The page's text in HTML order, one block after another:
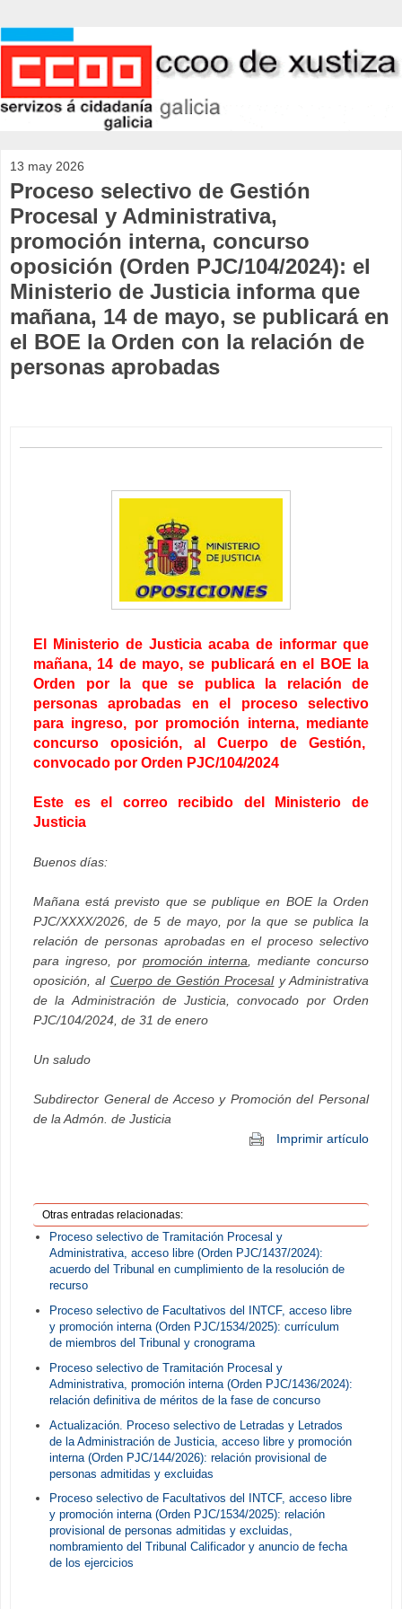
13 may 2026
Proceso selectivo de Gestión
Procesal y Administrativa,
promoción interna, concurso
oposición (Orden PJC/104/2024): el
Ministerio de Justicia informa que
mañana, 14 de mayo, se publicará en
el BOE la Orden con la relación de
personas aprobadas
El Ministerio de Justicia acaba de informar que
mañana, 14 de mayo, se publicará en el BOE la
Orden por la que se publica la relación de
personas aprobadas en el proceso selectivo
para ingreso, por promoción interna, mediante
concurso oposición, al Cuerpo de Gestión,
convocado por Orden PJC/104/2024
Este es el correo recibido del Ministerio de
Justicia
Buenos días:
Mañana está previsto que se publique en BOE la Orden
PJC/XXXX/2026, de 5 de mayo, por la que se publica la
relación de personas aprobadas en el proceso selectivo
para ingreso, por promoción interna , mediante concurso
oposición, al Cuerpo de Gestión Procesaly Administrativa
de la Administración de Justicia, convocado por Orden
PJC/104/2024, de 31 de enero
Un saludo
Subdirector General de Acceso y Promoción del Personal
de la Admón. de Justicia
Imprimir artículo
Otras entradas relacionadas:
Proceso selectivo de Tramitación Procesal y
Administrativa, acceso libre (Orden PJC/1437/2024):
acuerdo del Tribunal en cumplimiento de la resolución de
recurso
Proceso selectivo de Facultativos del INTCF, acceso libre
y promoción interna (Orden PJC/1534/2025): currículum
de miembros del Tribunal y cronograma
Proceso selectivo de Tramitación Procesal y
Administrativa, promoción interna (Orden PJC/1436/2024):
relación definitiva de méritos de la fase de concurso
Actualización. Proceso selectivo de Letradas y Letrados
de la Administración de Justicia, acceso libre y promoción
interna (Orden PJC/144/2026): relación provisional de
personas admitidas y excluidas
Proceso selectivo de Facultativos del INTCF, acceso libre
y promoción interna (Orden PJC/1534/2025): relación
provisional de personas admitidas y excluidas,
nombramiento del Tribunal Calificador y anuncio de fecha
de los ejercicios